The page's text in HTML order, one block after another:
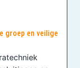
groep en veilige